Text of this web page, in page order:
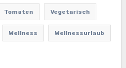
Tomaten Vegetarisch
Wellness Wellnessurlaub